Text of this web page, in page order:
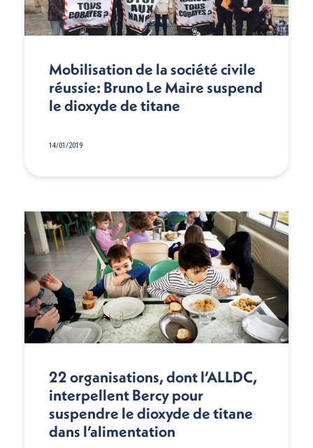
Mobilisation de la société civile
réussie: Bruno Le Maire suspend
le dioxyde de titane
14/01/2019
22 organisations, dont l’ALLDC,
interpellent Bercy pour
suspendre le dioxyde de titane
dans l’alimentation